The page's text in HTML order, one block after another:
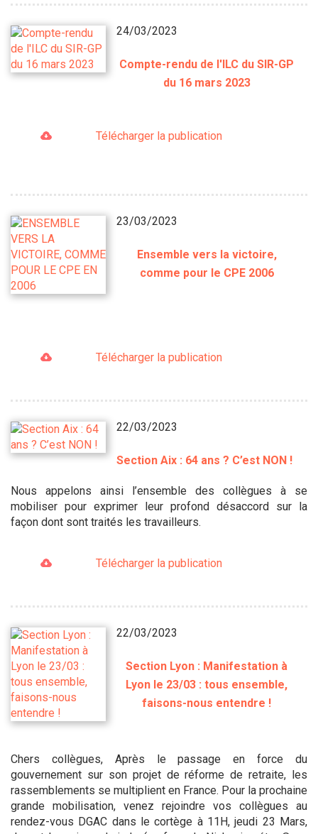
24/03/2023
Compte-rendu de l'ILC du SIR-GP
du 16 mars 2023
Télécharger la publication
23/03/2023
Ensemble vers la victoire,
comme pour le CPE 2006
Télécharger la publication
22/03/2023
Section Aix : 64 ans ? C’est NON !
Nous appelons ainsi l’ensemble des collègues à se
mobiliser pour exprimer leur profond désaccord sur la
façon dont sont traités les travailleurs.
Télécharger la publication
22/03/2023
Section Lyon : Manifestation à
Lyon le 23/03 : tous ensemble,
faisons-nous entendre !
Chers collègues, Après le passage en force du
gouvernement sur son projet de réforme de retraite, les
rassemblements se multiplient en France. Pour la prochaine
grande mobilisation, venez rejoindre vos collègues au
rendez-vous DGAC dans le cortège à 11H, jeudi 23 Mars,